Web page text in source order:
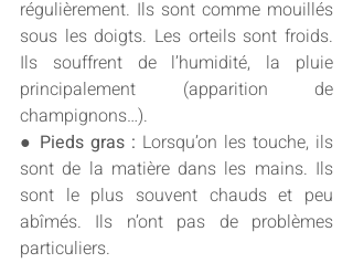
régulièrement. Ils sont comme mouillés
sous les doigts. Les orteils sont froids.
Ils souffrent de l’humidité, la pluie
principalement (apparition de
champignons…).
● Pieds gras : Lorsqu’on les touche, ils
sont de la matière dans les mains. Ils
sont le plus souvent chauds et peu
abîmés. Ils n’ont pas de problèmes
particuliers.